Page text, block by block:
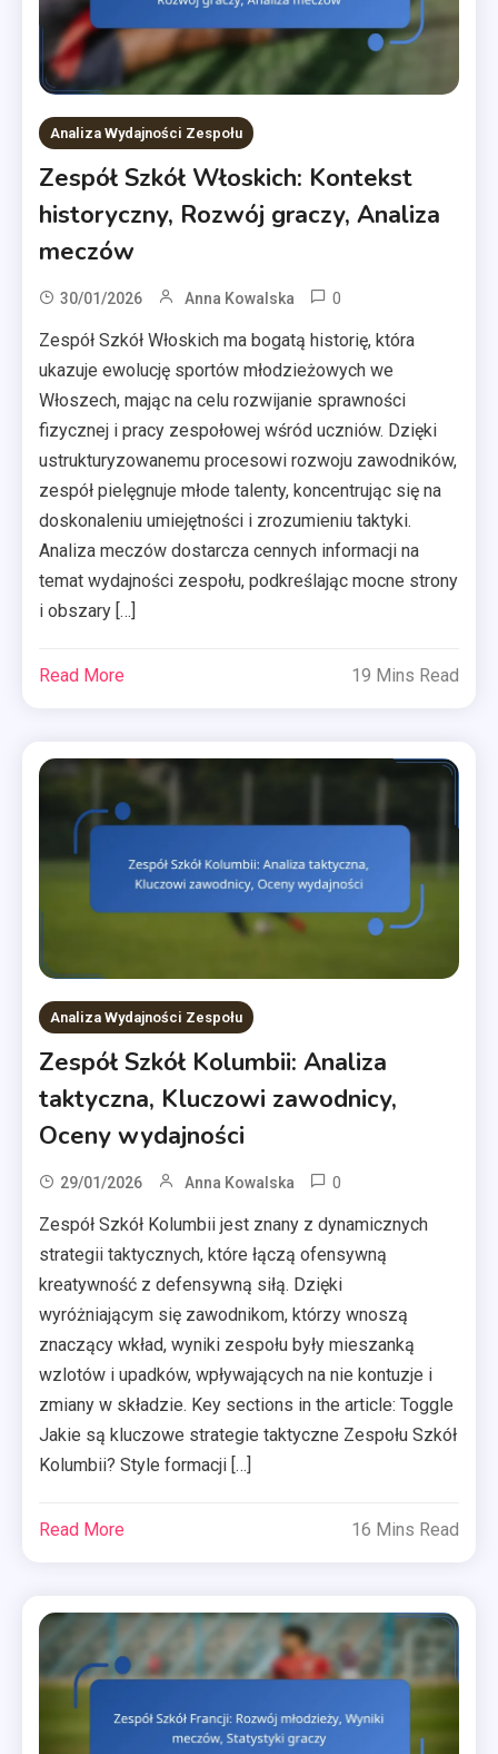
Analiza Wydajności Zespołu
Zespół Szkół Włoskich: Kontekst
historyczny, Rozwój graczy, Analiza
meczów
30/01/2026 Anna Kowalska 0
Zespół Szkół Włoskich ma bogatą historię, która
ukazuje ewolucję sportów młodzieżowych we
Włoszech, mając na celu rozwijanie sprawności
fizycznej i pracy zespołowej wśród uczniów. Dzięki
ustrukturyzowanemu procesowi rozwoju zawodników,
zespół pielęgnuje młode talenty, koncentrując się na
doskonaleniu umiejętności i zrozumieniu taktyki.
Analiza meczów dostarcza cennych informacji na
temat wydajności zespołu, podkreślając mocne strony
i obszary […]
Read More 19 Mins Read
Analiza Wydajności Zespołu
Zespół Szkół Kolumbii: Analiza
taktyczna, Kluczowi zawodnicy,
Oceny wydajności
29/01/2026 Anna Kowalska 0
Zespół Szkół Kolumbii jest znany z dynamicznych
strategii taktycznych, które łączą ofensywną
kreatywność z defensywną siłą. Dzięki
wyróżniającym się zawodnikom, którzy wnoszą
znaczący wkład, wyniki zespołu były mieszanką
wzlotów i upadków, wpływających na nie kontuzje i
zmiany w składzie. Key sections in the article: Toggle
Jakie są kluczowe strategie taktyczne Zespołu Szkół
Kolumbii? Style formacji […]
Read More 16 Mins Read